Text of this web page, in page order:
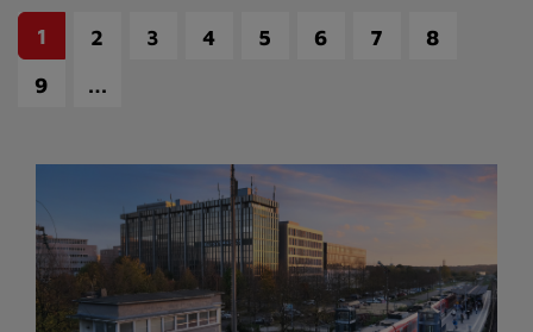
1 2 3 4 5 6 7
8
9
…